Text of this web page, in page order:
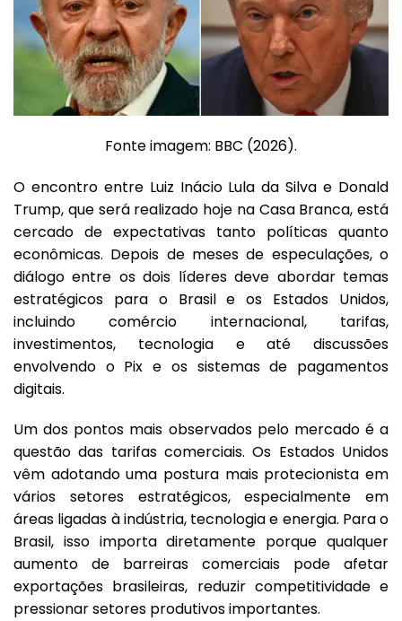
Fonte imagem: BBC (2026).
O encontro entre Luiz Inácio Lula da Silva e Donald
Trump, que será realizado hoje na Casa Branca, está
cercado de expectativas tanto políticas quanto
econômicas. Depois de meses de especulações, o
diálogo entre os dois líderes deve abordar temas
estratégicos para o Brasil e os Estados Unidos,
incluindo comércio internacional, tarifas,
investimentos, tecnologia e até discussões
envolvendo o Pix e os sistemas de pagamentos
digitais.
Um dos pontos mais observados pelo mercado é a
questão das tarifas comerciais. Os Estados Unidos
vêm adotando uma postura mais protecionista em
vários setores estratégicos, especialmente em
áreas ligadas à indústria, tecnologia e energia. Para o
Brasil, isso importa diretamente porque qualquer
aumento de barreiras comerciais pode afetar
exportações brasileiras, reduzir competitividade e
pressionar setores produtivos importantes.